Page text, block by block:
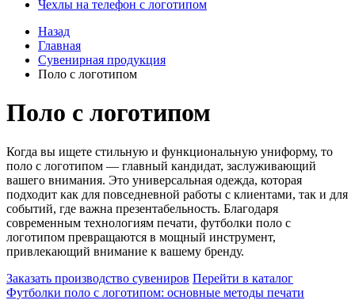
Чехлы на телефон с логотипом
Назад
Главная
Сувенирная продукция
Поло с логотипом
Поло с логотипом
Когда вы ищете стильную и функциональную униформу, то
поло с логотипом — главный кандидат, заслуживающий
вашего внимания. Это универсальная одежда, которая
подходит как для повседневной работы с клиентами, так и для
событий, где важна презентабельность. Благодаря
современным технологиям печати, футболки поло с
логотипом превращаются в мощный инструмент,
привлекающий внимание к вашему бренду.
Заказать производство сувениров Перейти в каталог
Футболки поло с логотипом: основные методы печати